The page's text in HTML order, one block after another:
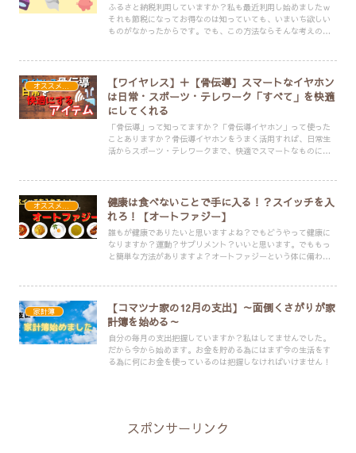
ふるさと納税利用していますか？私も最近利用し始めましたｗ
それも節税になってお得なのは知っていても、いまいち欲しい
ものがなかったからです。でも、この方法ならそんな考えの人
【ワイヤレス】＋【骨伝導】スマートなイヤホン
は日常・スポーツ・テレワーク「すべて」を快適
にしてくれる
「骨伝導」って知ってますか？「骨伝導イヤホン」って使った
ことありますか？骨伝導イヤホンをうまく活用すれば、日常生
活からスポーツ・テレワークまで、快適でスマートなものに変
健康は食べないことで手に入る！？スイッチを入
れろ！【オートファジー】
誰もが健康でありたいと思いますよね？でもどうやって健康に
なりますか？運動？サプリメント？いいと思います。でももっ
と簡単な方法がありますよ？オートファジーという体に備わっ
家計簿
【コマツナ家の12月の支出】～面倒くさがりが家
計簿を始める～
自分の毎月の支出把握していますか？私はしてませんでした。
だから今から始めます。お金を貯める為にはまず今の生活をす
る為に何にお金を使っているのは把握しなければいけません！
スポンサーリンク